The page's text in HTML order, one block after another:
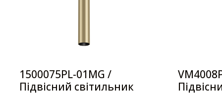
1500075PL-01MG /
Підвісний світильник